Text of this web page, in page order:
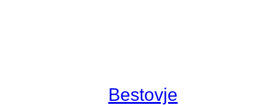
Bestovje